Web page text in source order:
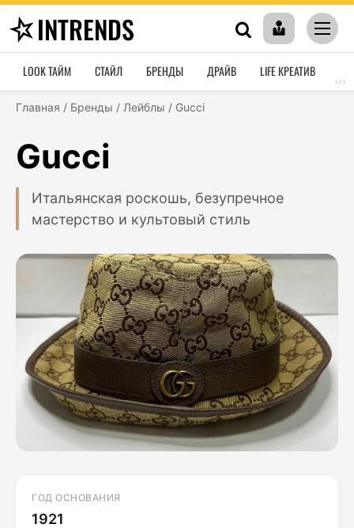
INTRENDS
LOOK ТАЙМ СТАЙЛ БРЕНДЫ ДРАЙВ LIFE КРЕАТИВ
›››
Главная / Бренды / Лейблы / Gucci
Gucci
Итальянская роскошь, безупречное
мастерство и культовый стиль
ГОД ОСНОВАНИЯ
1921